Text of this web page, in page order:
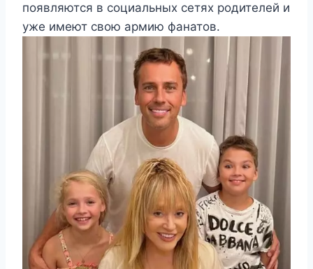
появляются в социальных сетях родителей и
уже имеют свою армию фанатов.